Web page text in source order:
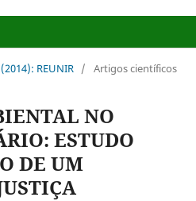
REUNIR / Artigos científicos
NO
ESTUDO
DE UM